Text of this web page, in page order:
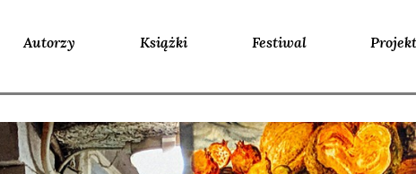
Autorzy Książki Festiwal